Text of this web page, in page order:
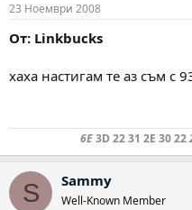
23 Ноември 2008
От: Linkbucks
хаха настигам те аз съм с
6E3D 22 31 2E 30 22
S Sammy
Well-Known Member